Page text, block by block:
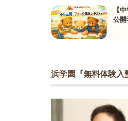
【
公開
浜学園『無料体験入